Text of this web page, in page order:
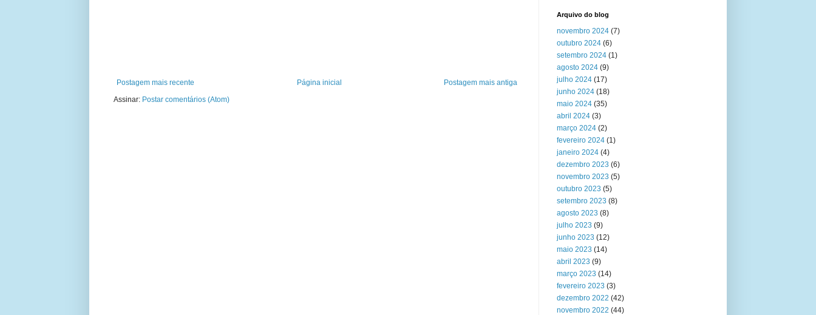
Postagem mais recente Postagem mais antiga
Página inicial
Assinar: Postar comentários (Atom)
Arquivo do blog
novembro 2024 (7)
outubro 2024 (6)
setembro 2024 (1)
agosto 2024 (9)
julho 2024 (17)
junho 2024 (18)
maio 2024 (35)
abril 2024 (3)
março 2024 (2)
fevereiro 2024 (1)
janeiro 2024 (4)
dezembro 2023 (6)
novembro 2023 (5)
outubro 2023 (5)
setembro 2023 (8)
agosto 2023 (8)
julho 2023 (9)
junho 2023 (12)
maio 2023 (14)
abril 2023 (9)
março 2023 (14)
fevereiro 2023 (3)
dezembro 2022 (42)
novembro 2022 (44)